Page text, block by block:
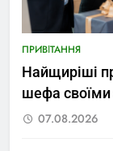
ПРИВІТАННЯ
Найщиріші
шефа
07.08.2026